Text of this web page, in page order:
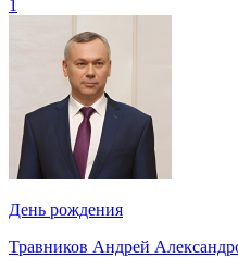
1
День рождения
Травников Андрей